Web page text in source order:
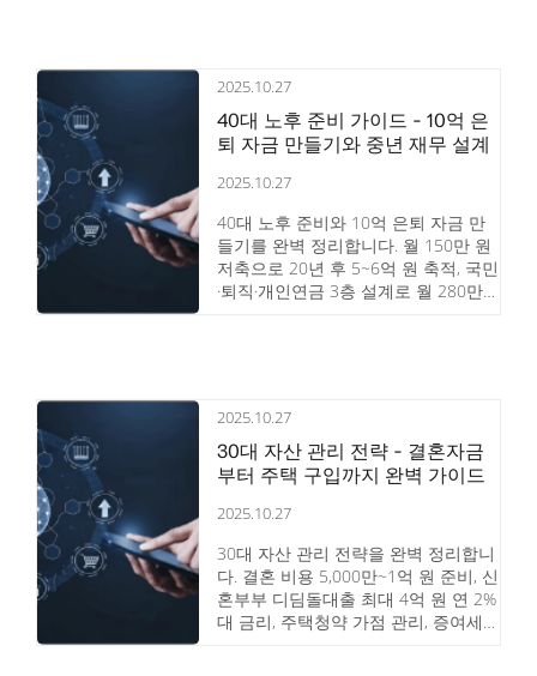
2025.10.27
40대 노후 준비 가이드 - 10억 은
퇴 자금 만들기와 중년 재무 설계
2025.10.27
40대 노후 준비와 10억 은퇴 자금 만
들기를 완벽 정리합니다. 월 150만 원
저축으로 20년 후 5~6억 원 축적, 국민
·퇴직·개인연금 3층 설계로 월 280만
2025.10.27
30대 자산 관리 전략 - 결혼자금
부터 주택 구입까지 완벽 가이드
2025.10.27
30대 자산 관리 전략을 완벽 정리합니
다. 결혼 비용 5,000만~1억 원 준비, 신
혼부부 디딤돌대출 최대 4억 원 연 2%
대 금리, 주택청약 가점 관리, 증여세